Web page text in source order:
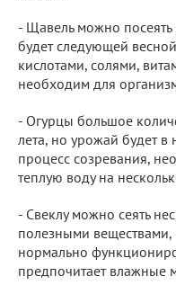
- Щавель можно посеять
будет следующей
кислотами, солями,
необходим для
- Огурцы большое
лета, но урожай будет в
процесс созревания,
теплую воду на
- Свеклу можно сеять
полезными веществами,
нормально
предпочитает влажные